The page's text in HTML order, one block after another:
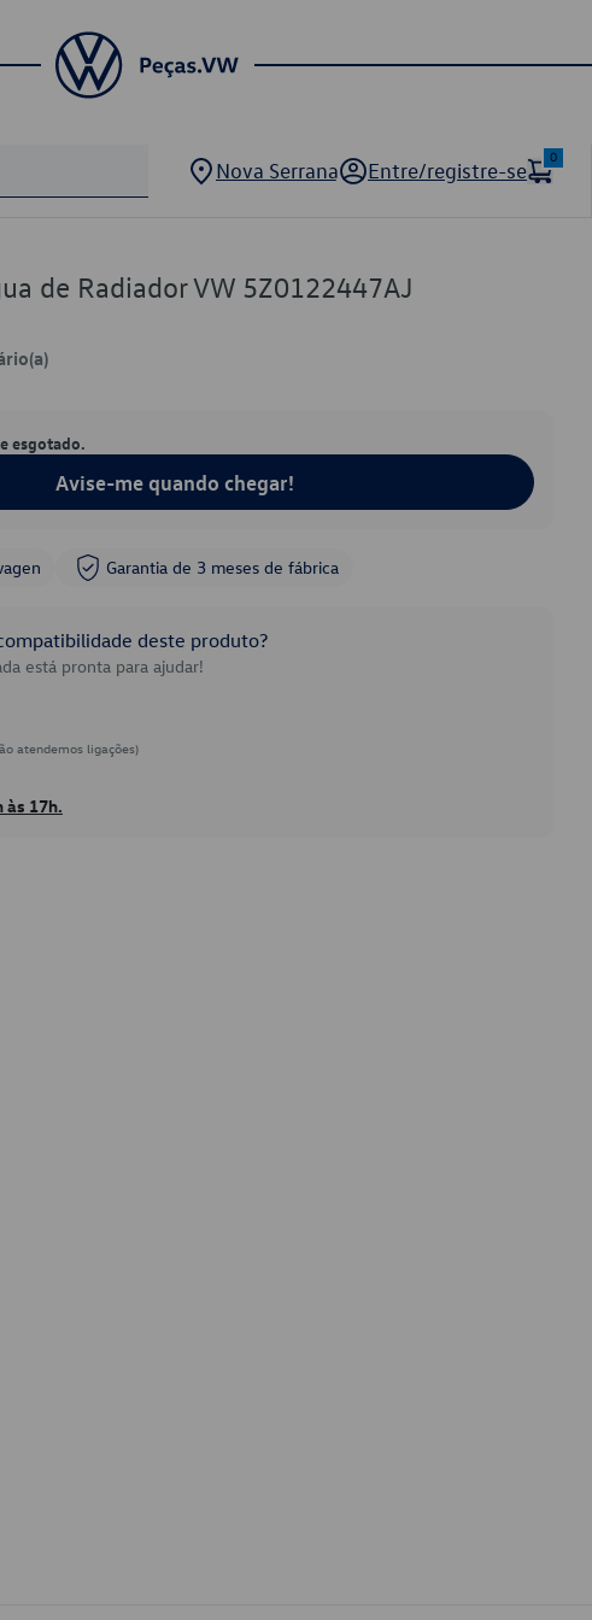
Nova Serrana Entre/registre-se
0
de Radiador VW 5Z0122447AJ
esgotado.
Avise-me quando chegar!
Garantia de 3 meses de fábrica
deste produto?
está pronta para ajudar!
atendemos ligações)
às 17h.